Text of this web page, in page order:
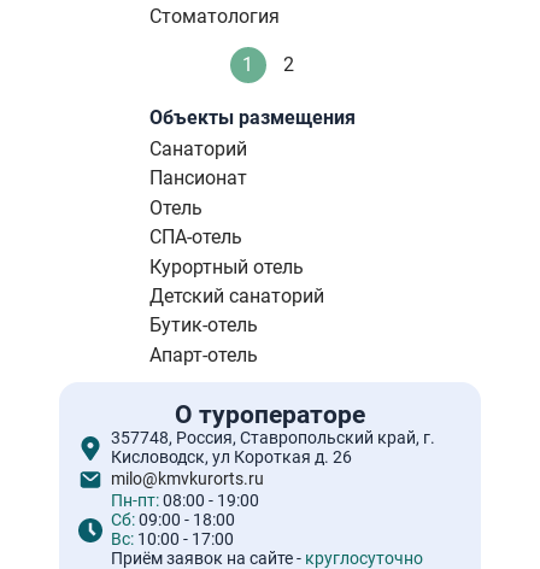
Стоматология
Нумерация
страниц Текущая
1 Стандартное
2
Объекты размещения
Санаторий
Пансионат
Отель
СПА-отель
Курортный отель
Детский санаторий
Бутик-отель
Апарт-отель
О туроператоре
357748, Россия, Ставропольский край, г.
Кисловодск, ул Короткая д. 26
milo@kmvkurorts.ru
Пн-пт:08:00 - 19:00
Сб:09:00 - 18:00
Вс: 10:00 - 17:00
Приём заявок на сайте - круглосуточно